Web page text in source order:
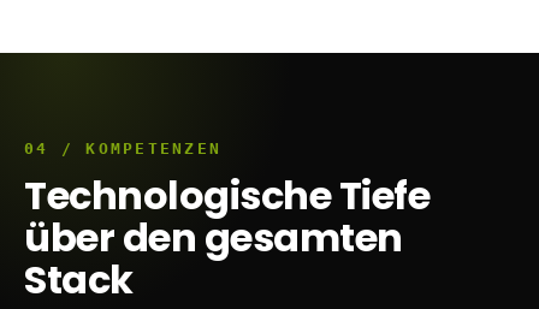
04 / KOMPETENZEN
Technologische Tiefe
über den gesamten
Stack